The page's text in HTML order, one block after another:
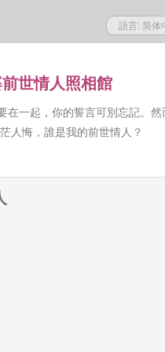
語言: 简体
世情人照相館
在一起，你的誓言可別忘記。然
人悔，誰是我的前世情人？